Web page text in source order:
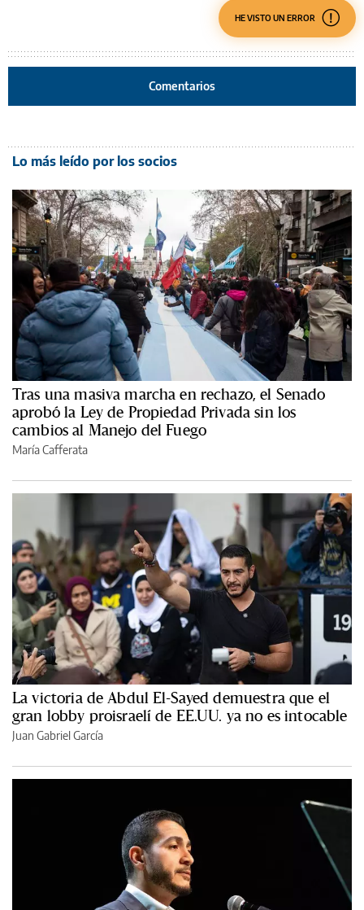
HE VISTO UN ERROR
Comentarios
Lo más leído por los socios
Tras una masiva marcha en rechazo, el Senado
aprobó la Ley de Propiedad Privada sin los
cambios al Manejo del Fuego
María Cafferata
La victoria de Abdul El-Sayed demuestra que el
gran lobby proisraelí de EE.UU. ya no es intocable
Juan Gabriel García